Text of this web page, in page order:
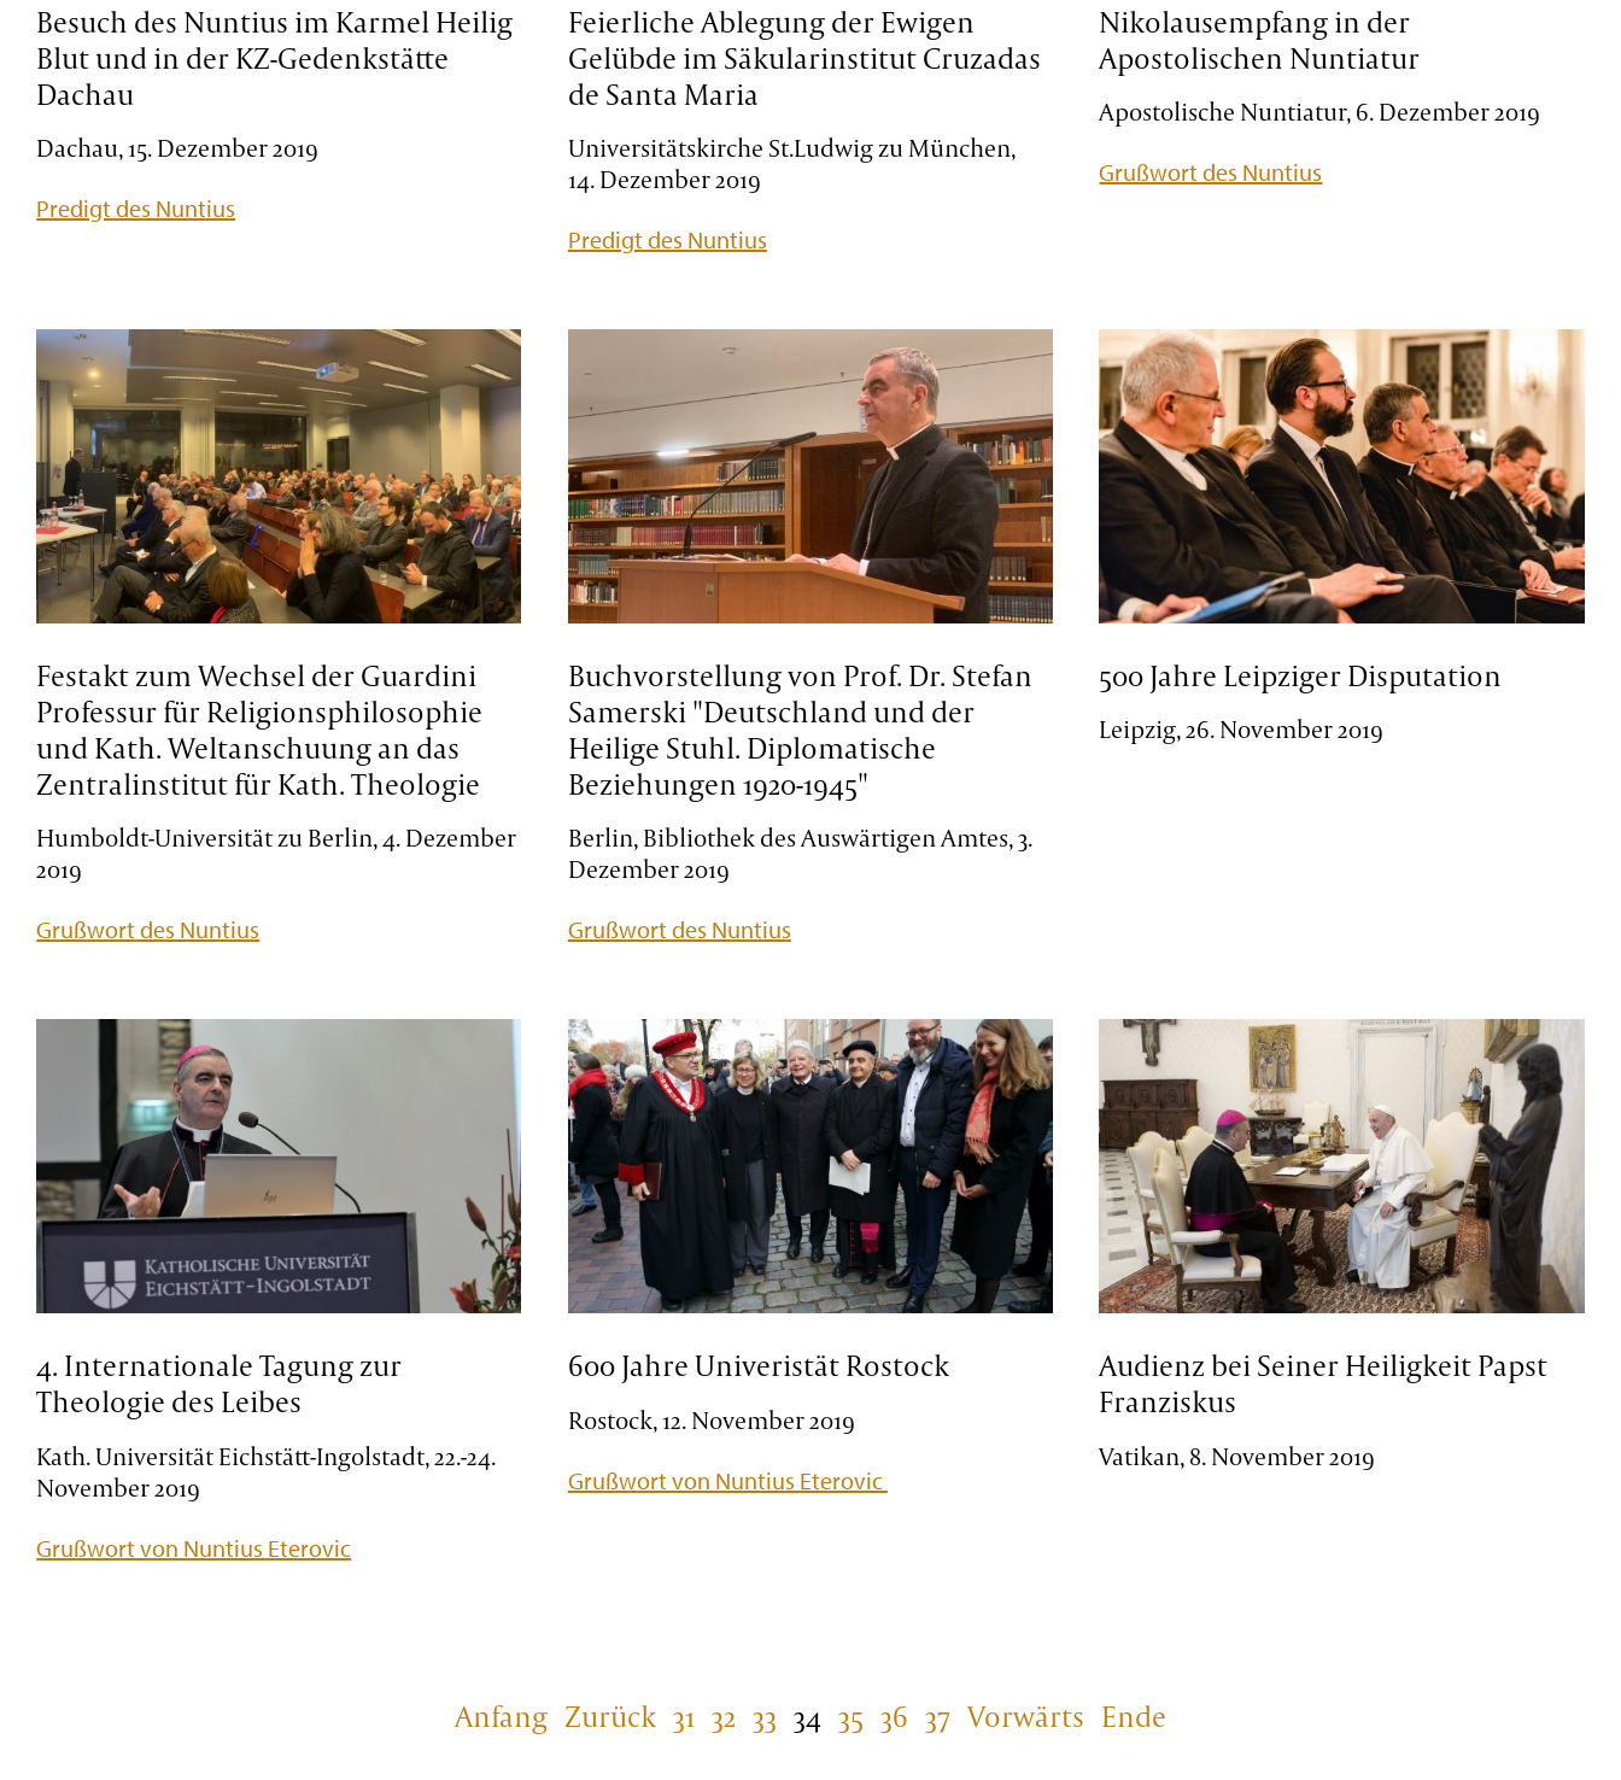
Besuch des Nuntius im Karmel Heilig
Blut und in der KZ-Gedenkstätte
Dachau
Dachau, 15. Dezember 2019
Predigt des Nuntius
Feierliche Ablegung der Ewigen
Gelübde im Säkularinstitut Cruzadas
de Santa Maria
Universitätskirche St.Ludwig zu München,
14. Dezember 2019
Predigt des Nuntius
Nikolausempfang in der
Apostolischen Nuntiatur
Apostolische Nuntiatur, 6. Dezember 2019
Grußwort des Nuntius
Festakt zum Wechsel der Guardini
Professur für Religionsphilosophie
und Kath. Weltanschuung an das
Zentralinstitut für Kath. Theologie
Humboldt-Universität zu Berlin, 4. Dezember
2019
Grußwort des Nuntius
Buchvorstellung von Prof. Dr. Stefan
Samerski "Deutschland und der
Heilige Stuhl. Diplomatische
Beziehungen 1920-1945"
Berlin, Bibliothek des Auswärtigen Amtes, 3.
Dezember 2019
Grußwort des Nuntius
500 Jahre Leipziger Disputation
Leipzig, 26. November 2019
4. Internationale Tagung zur
Theologie des Leibes
Kath. Universität Eichstätt-Ingolstadt, 22.-24.
November 2019
Grußwort von Nuntius Eterovic
600 Jahre Univeristät Rostock
Rostock, 12. November 2019
Grußwort von Nuntius Eterovic
Audienz bei Seiner Heiligkeit Papst
Franziskus
Vatikan, 8. November 2019
Anfang Zurück 31 32 33 34 35 36 37 Vorwärts Ende